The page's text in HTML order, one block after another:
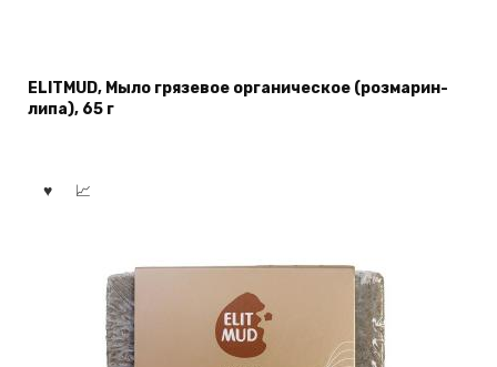
ELITMUD, Мыло грязевое органическое (розмарин-
липа), 65 г